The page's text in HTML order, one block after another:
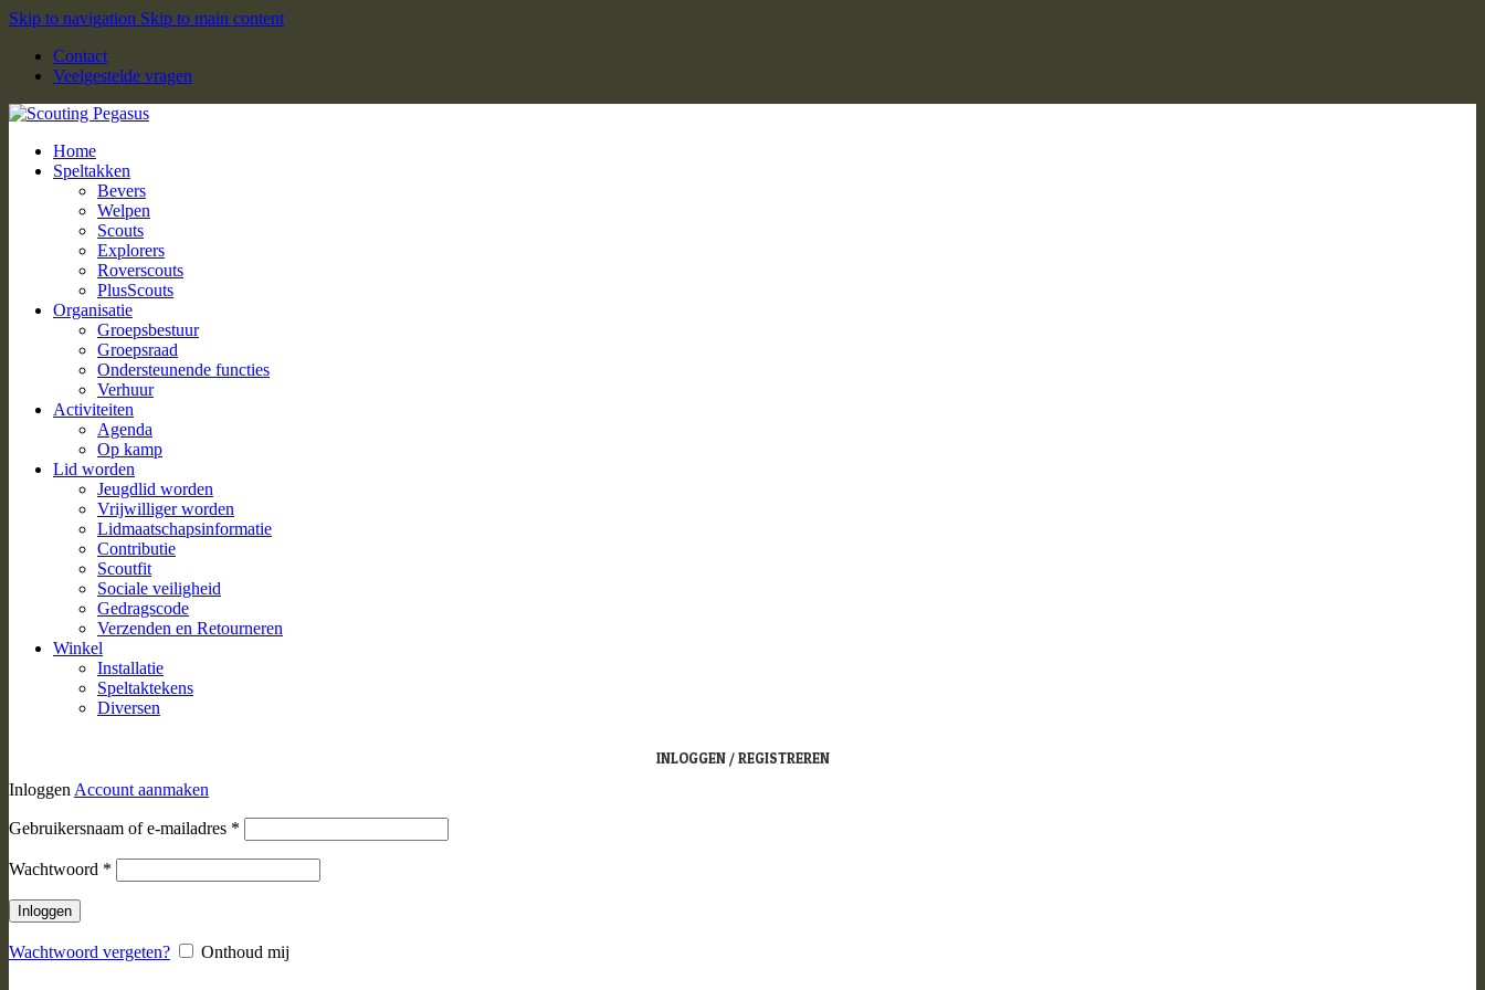
Skip to navigation Skip to main content
Contact
Veelgestelde vragen
Home
Speltakken
Bevers
Welpen
Scouts
Explorers
Roverscouts
PlusScouts
Organisatie
Groepsbestuur
Groepsraad
Ondersteunende functies
Verhuur
Activiteiten
Agenda
Op kamp
Lid worden
Jeugdlid worden
Vrijwilliger worden
Lidmaatschapsinformatie
Contributie
Scoutfit
Sociale veiligheid
Gedragscode
Verzenden en Retourneren
Winkel
Installatie
Speltaktekens
Diversen
INLOGGEN / REGISTREREN
Inloggen Account aanmaken
Gebruikersnaam of e-mailadres *
Wachtwoord *
Inloggen
Wachtwoord vergeten? Onthoud mij